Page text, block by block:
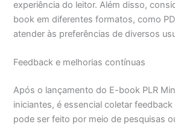
experiência do leitor. Além disso,
book em diferentes formatos, como
atender às preferências de diversos
Feedback e melhorias contínuas
Após o lançamento do E-book PLR
iniciantes, é essencial coletar
pode ser feito por meio de pesquisas